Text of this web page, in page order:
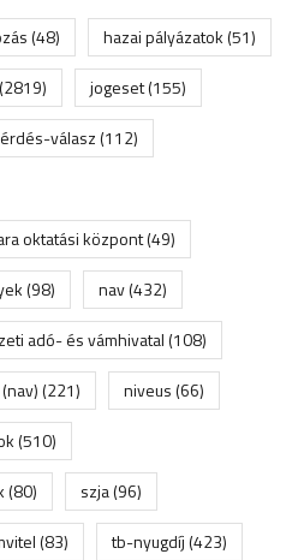
(48) hazai pályázatok(51)
(2819) jogeset(155)
válasz(112)
oktatási központ(49)
(98) nav(432)
adó- és vámhivatal(108)
(221) niveus(66)
(510)
(80) szja(96)
(83) tb-nyugdíj(423)